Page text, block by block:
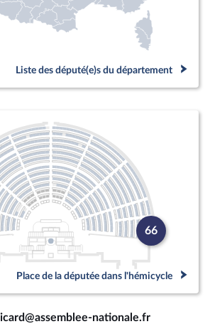
Liste des député(e)s du département
66
Place de la députée dans l'hémicycle
nationale.fr